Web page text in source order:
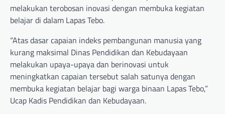
melakukan terobosan inovasi dengan membuka kegiatan
belajar di dalam Lapas Tebo.
“Atas dasar capaian indeks pembangunan manusia yang
kurang maksimal Dinas Pendidikan dan Kebudayaan
melakukan upaya-upaya dan berinovasi untuk
meningkatkan capaian tersebut salah satunya dengan
membuka kegiatan belajar bagi warga binaan Lapas Tebo,”
Ucap Kadis Pendidikan dan Kebudayaan.